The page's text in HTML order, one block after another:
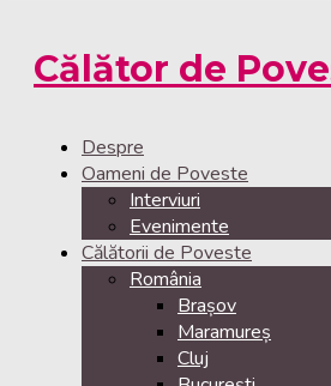
Călător de
Despre
Oameni de Poveste
Interviuri
Evenimente
Călătorii de Poveste
România
Brașov
Maramureș
Cluj